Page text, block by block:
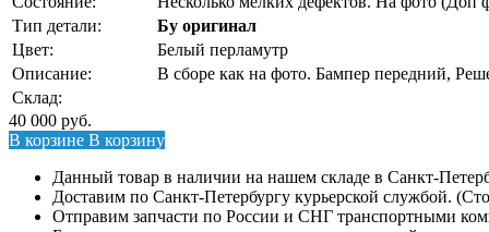
Тип детали:
Бу оригинал
Цвет:
Белый перламутр
Описание:
В сборе как на фото. Бампер передний,
Склад:
40 000 руб.
В корзине В корзину
Данный товар в наличии на нашем складе в Санкт-
Доставим по Санкт-Петербургу курьерской службой.
Отправим запчасти по России и СНГ транспортными